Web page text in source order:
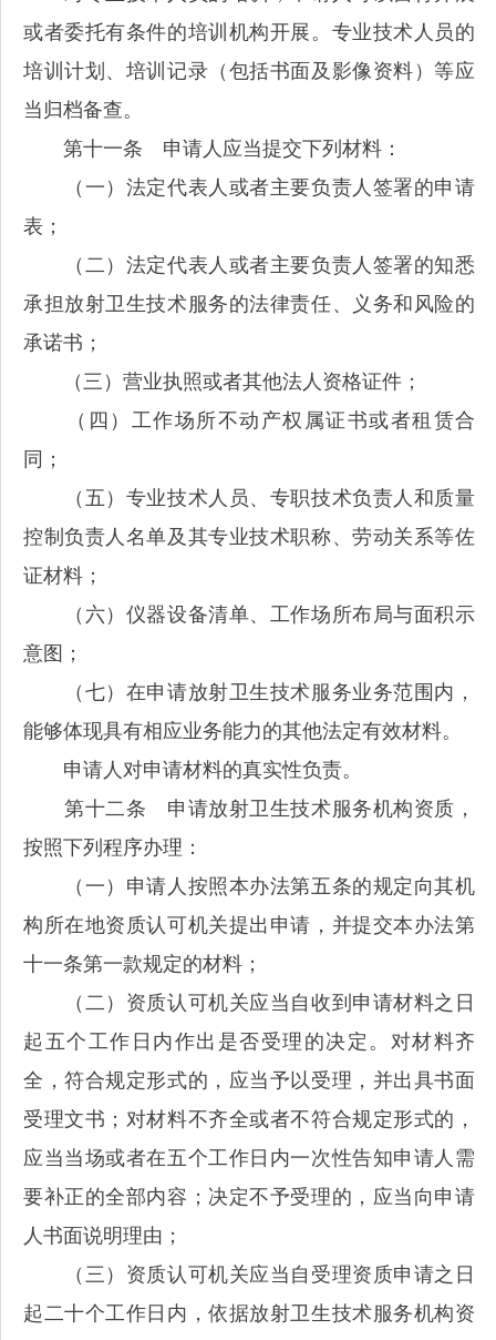
或者委托有条件的培训机构开展。专业技术人员的
培训计划、培训记录（包括书面及影像资料）等应
当归档备查。
第十一条 申请人应当提交下列材料：
（一）法定代表人或者主要负责人签署的申请
表；
（二）法定代表人或者主要负责人签署的知悉
承担放射卫生技术服务的法律责任、义务和风险的
承诺书；
（三）营业执照或者其他法人资格证件；
（四）工作场所不动产权属证书或者租赁合
同；
（五）专业技术人员、专职技术负责人和质量
控制负责人名单及其专业技术职称、劳动关系等佐
证材料；
（六）仪器设备清单、工作场所布局与面积示
意图；
（七）在申请放射卫生技术服务业务范围内，
能够体现具有相应业务能力的其他法定有效材料。
申请人对申请材料的真实性负责。
第十二条 申请放射卫生技术服务机构资质，
按照下列程序办理：
（一）申请人按照本办法第五条的规定向其机
构所在地资质认可机关提出申请，并提交本办法第
十一条第一款规定的材料；
（二）资质认可机关应当自收到申请材料之日
起五个工作日内作出是否受理的决定。对材料齐
全，符合规定形式的，应当予以受理，并出具书面
受理文书；对材料不齐全或者不符合规定形式的，
应当当场或者在五个工作日内一次性告知申请人需
要补正的全部内容；决定不予受理的，应当向申请
人书面说明理由；
（三）资质认可机关应当自受理资质申请之日
起二十个工作日内，依据放射卫生技术服务机构资